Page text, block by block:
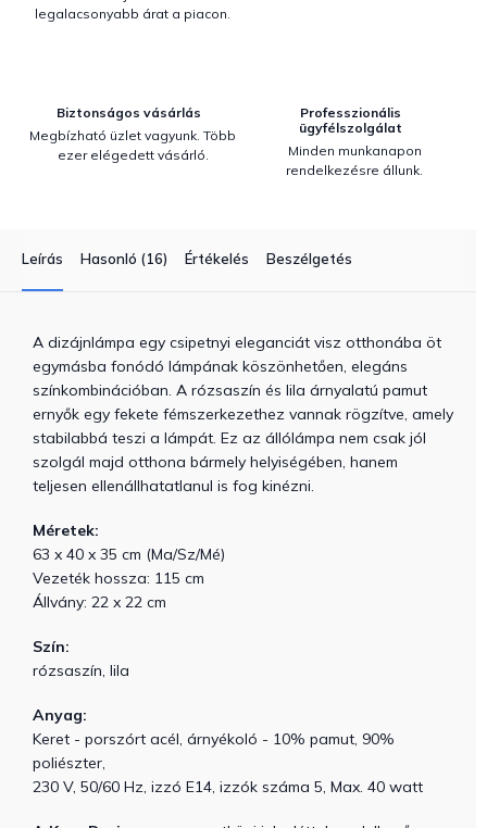
legalacsonyabb árat a piacon.
Biztonságos vásárlás
Megbízható üzlet vagyunk. Több
ezer elégedett vásárló.
Professzionális
ügyfélszolgálat
Minden munkanapon
rendelkezésre állunk.
Leírás Hasonló (16) Értékelés Beszélgetés
A dizájnlámpa egy csipetnyi eleganciát visz otthonába öt
egymásba fonódó lámpának köszönhetően, elegáns
színkombinációban. A rózsaszín és lila árnyalatú pamut
ernyők egy fekete fémszerkezethez vannak rögzítve, amely
stabilabbá teszi a lámpát. Ez az állólámpa nem csak jól
szolgál majd otthona bármely helyiségében, hanem
teljesen ellenállhatatlanul is fog kinézni.
Méretek:
63 x 40 x 35 cm (Ma/Sz/Mé)
Vezeték hossza: 115 cm
Állvány: 22 x 22 cm
Szín:
rózsaszín, lila
Anyag:
Keret - porszórt acél, árnyékoló - 10% pamut, 90%
poliészter,
230 V, 50/60 Hz, izzó E14, izzók száma 5, Max. 40 watt